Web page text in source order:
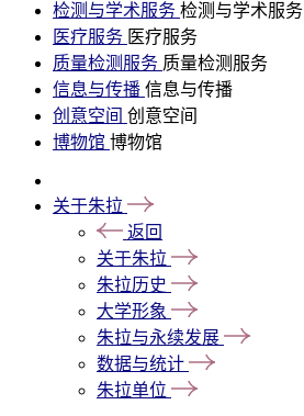
检测与学术服务 检测与学术服务
医疗服务 医疗服务
质量检测服务 质量检测服务
信息与传播 信息与传播
创意空间 创意空间
博物馆 博物馆
关于朱拉
返回
关于朱拉
朱拉历史
大学形象
朱拉与永续发展
数据与统计
朱拉单位